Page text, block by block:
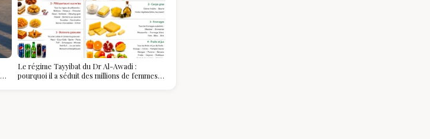
Le régime Tayyibat du Dr Al-Awadi :
pourquoi il a séduit des millions de femmes